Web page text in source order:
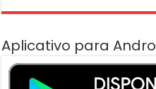
Aplicativo para